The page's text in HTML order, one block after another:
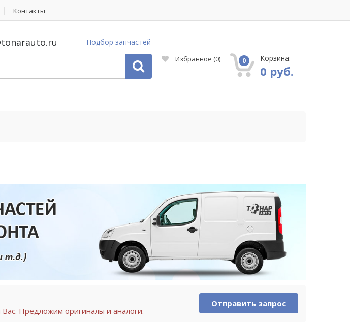
Контакты
Подбор запчастей
Избранное (0) 0 Корзина:
0 руб.
Предложим оригиналы и аналоги.
Отправить запрос